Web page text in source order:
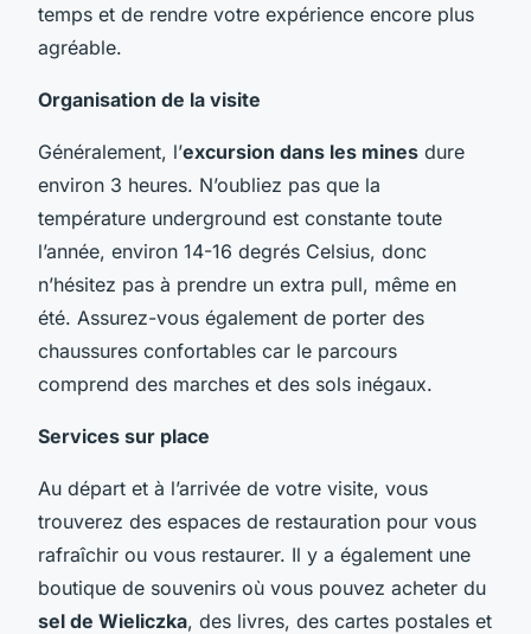
temps et de rendre votre expérience encore plus
agréable.
Organisation de la visite
Généralement, l’excursion dans les mines dure
environ 3 heures. N’oubliez pas que la
température underground est constante toute
l’année, environ 14-16 degrés Celsius, donc
n’hésitez pas à prendre un extra pull, même en
été. Assurez-vous également de porter des
chaussures confortables car le parcours
comprend des marches et des sols inégaux.
Services sur place
Au départ et à l’arrivée de votre visite, vous
trouverez des espaces de restauration pour vous
rafraîchir ou vous restaurer. Il y a également une
boutique de souvenirs où vous pouvez acheter du
sel de Wieliczka, des livres, des cartes postales et